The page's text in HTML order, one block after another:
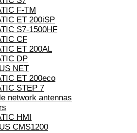
F-TM
ET 200iSP
S7-1500HF
CF
ET 200AL
DP
NET
ET 200eco
STEP 7
network antennas
HMI
CMS1200